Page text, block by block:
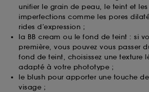
unifier le grain de peau, le teint et les
imperfections comme les pores
rides d’expression ;
la BB cream ou le fond de teint : si
première, vous pouvez vous passer
fond de teint, choisissez une texture
adapté à votre phototype ;
le blush pour apporter une touche
visage ;